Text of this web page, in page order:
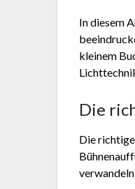
In diesem
kleinem
Die
Die